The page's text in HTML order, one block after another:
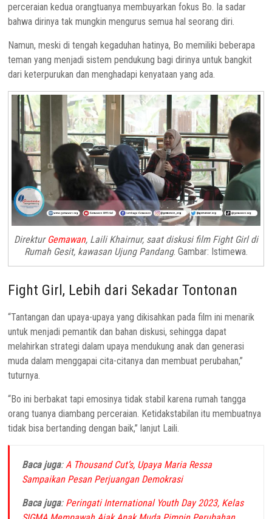
perceraian kedua orangtuanya membuyarkan fokus Bo. Ia sadar
bahwa dirinya tak mungkin mengurus semua hal seorang diri.
Namun, meski di tengah kegaduhan hatinya, Bo memiliki beberapa
teman yang menjadi sistem pendukung bagi dirinya untuk bangkit
dari keterpurukan dan menghadapi kenyataan yang ada.
Direktur Gemawan, Laili Khairnur, saat diskusi film Fight Girl di
Rumah Gesit, kawasan Ujung Pandang. Gambar: Istimewa.
Fight Girl, Lebih dari Sekadar Tontonan
“Tantangan dan upaya-upaya yang dikisahkan pada film ini menarik
untuk menjadi pemantik dan bahan diskusi, sehingga dapat
melahirkan strategi dalam upaya mendukung anak dan generasi
muda dalam menggapai cita-citanya dan membuat perubahan,”
tuturnya.
“Bo ini berbakat tapi emosinya tidak stabil karena rumah tangga
orang tuanya diambang perceraian. Ketidakstabilan itu membuatnya
tidak bisa bertanding dengan baik,” lanjut Laili.
Baca juga:A Thousand Cut’s, Upaya Maria Ressa
Sampaikan Pesan Perjuangan Demokrasi
Baca juga: Peringati International Youth Day 2023, Kelas